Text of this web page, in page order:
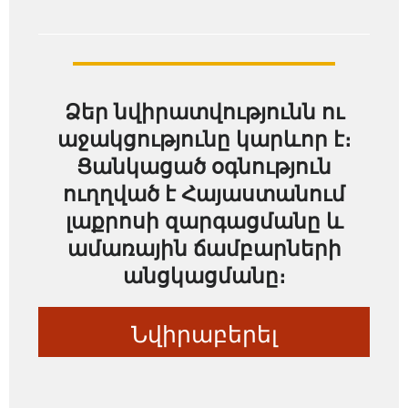
Ձեր նվիրատվությունն ու
աջակցությունը կարևոր է։
Ցանկացած օգնություն
ուղղված է Հայաստանում
լաքրոսի զարգացմանը և
ամառային ճամբարների
անցկացմանը։
Նվիրաբերել